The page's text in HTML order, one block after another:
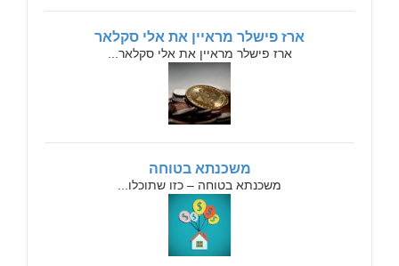
ארז פישלר מראיין את אלי סקלאר
ארז פישלר מראיין את אלי סקלאר...
משכנתא בטוחה
משכנתא בטוחה – כזו שתוכלו...